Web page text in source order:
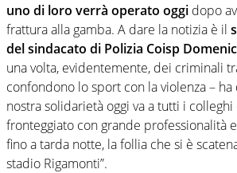
uno di loro verrà operato oggi dopo
frattura alla gamba. A dare la notizia è il
del sindacato di Polizia Coisp
una volta, evidentemente, dei criminali
confondono lo sport con la violenza – ha
nostra solidarietà oggi va a tutti i
fronteggiato con grande professionalità
fino a tarda notte, la follia che si è
stadio Rigamonti”.